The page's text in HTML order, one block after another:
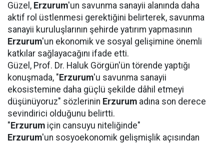
Güzel, Erzurum'un savunma sanayii alanında daha
aktif rol üstlenmesi gerektiğini belirterek, savunma
sanayii kuruluşlarının şehirde yatırım yapmasının
Erzurum'un ekonomik ve sosyal gelişimine önemli
katkılar sağlayacağını ifade etti.
Güzel, Prof. Dr. Haluk Görgün'ün törende yaptığı
konuşmada, " Erzurum'u savunma sanayii
ekosistemine daha güçlü şekilde dâhil etmeyi
düşünüyoruz" sözlerinin Erzurum adına son derece
sevindirici olduğunu belirtti.
" Erzurum için cansuyu niteliğinde"
Erzurum'un sosyoekonomik gelişmişlik açısından